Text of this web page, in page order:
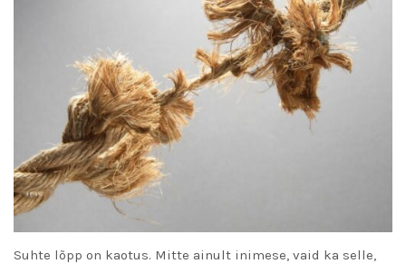
Suhte lõpp on kaotus. Mitte ainult inimese, vaid ka selle,